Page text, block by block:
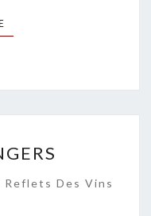
LIRE LA SUITE
Reflets Des Vins